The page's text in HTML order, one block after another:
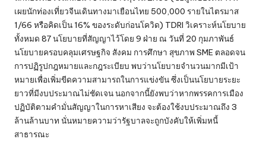
เผยนักท่องเที่ยวจีนเดินทางมาเยือนไทย 500,000 รายในไตรมาส
1/66 หรือคิดเป็น 16% ของระดับก่อนโควิด) TDRI วิเคราะห์นโยบาย
ทั้งหมด 87 นโยบายที่สัญญาไว้โดย 9 ฝ่าย ณ วันที่ 20 กุมภาพันธ์
นโยบายครอบคลุมเศรษฐกิจ สังคม การศึกษา สุขภาพ SME ตลอดจน
การปฏิรูปกฎหมายและกฎระเบียบ พบว่านโยบายจำนวนมากมีเป้า
หมายเพื่อเพิ่มขีดความสามารถในการแข่งขัน ซึ่งเป็นนโยบายระยะ
ยาวที่มีงบประมาณไม่ชัดเจน นอกจากนี้ยังพบว่าหากพรรคการเมือง
ปฏิบัติตามคำมั่นสัญญาในการหาเสียง จะต้องใช้งบประมาณถึง 3
ล้านล้านบาท นั่นหมายความว่ารัฐบาลจะถูกบังคับให้เพิ่มหนี้
สาธารณะ